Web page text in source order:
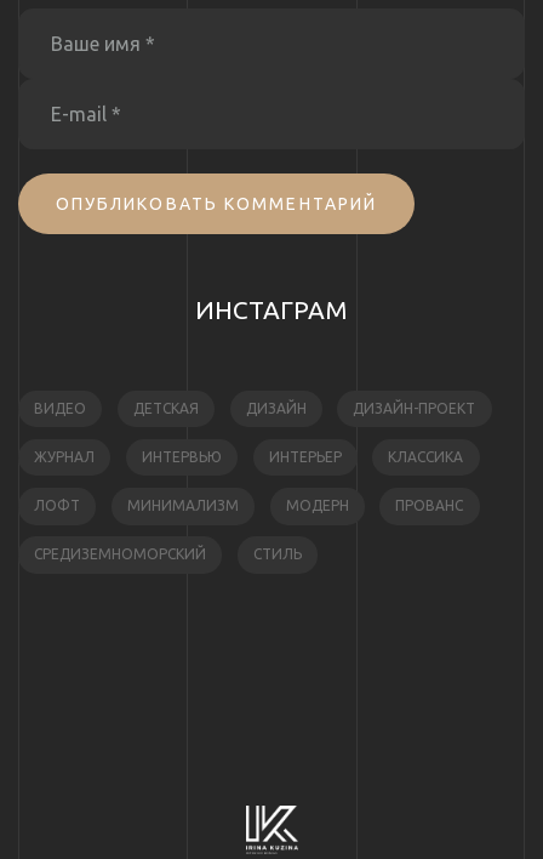
ОПУБЛИКОВАТЬ КОММЕНТАРИЙ
ИНСТАГРАМ
ВИДЕО ДЕТСКАЯ ДИЗАЙН ДИЗАЙН-ПРОЕКТ
ЖУРНАЛ ИНТЕРВЬЮ ИНТЕРЬЕР КЛАССИКА
ЛОФТ МИНИМАЛИЗМ МОДЕРН ПРОВАНС
СРЕДИЗЕМНОМОРСКИЙ СТИЛЬ